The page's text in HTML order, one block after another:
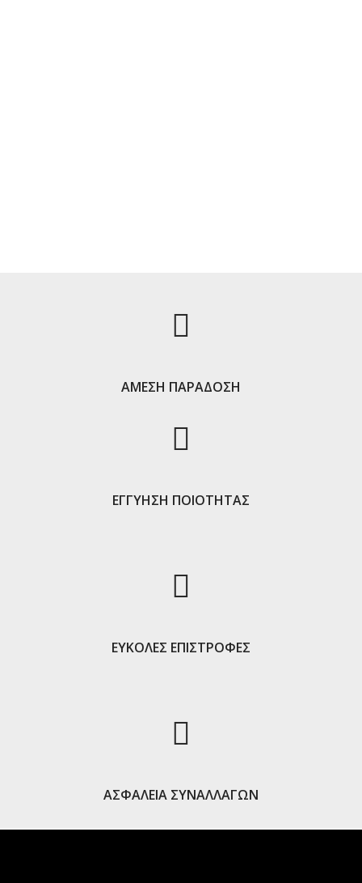
ΑΜΕΣΗ ΠΑΡΑΔΟΣΗ
ΕΓΓΥΗΣΗ ΠΟΙΟΤΗΤΑΣ
ΕΥΚΟΛΕΣ ΕΠΙΣΤΡΟΦΕΣ
ΑΣΦΑΛΕΙΑ ΣΥΝΑΛΛΑΓΩΝ